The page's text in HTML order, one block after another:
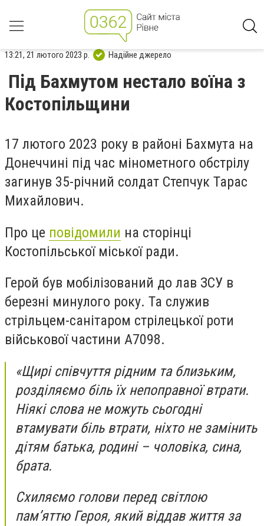
13:21, 21 лютого 2023 р. Надійне джерело
Під Бахмутом нестало воїна з
Костопільщини
17 лютого 2023 року в районі Бахмута на
Донеччині під час мінометного обстрілу
загинув 35-річний солдат Степчук Тарас
Михайлович.
Про це повідомили на сторінці
Костопільської міської ради.
Герой був мобілізований до лав ЗСУ в
березні минулого року. Та служив
стрільцем-санітаром стрілецької роти
військової частини А7098.
«Щирі співчуття рідним та близьким,
розділяємо біль їх непоправної втрати.
Ніякі слова не можуть сьогодні
втамувати біль втрати, ніхто не замінить
дітям батька, родині – чоловіка, сина,
брата.
Схиляємо голови перед світлою
пам’яттю Героя, який віддав життя за